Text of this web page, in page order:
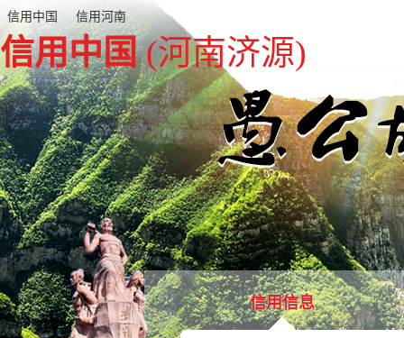
信用中国(河南济源)
信用中国 信用河南
信用信息